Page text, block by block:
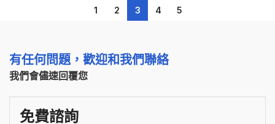
1 2 3 4 5
有任何問題，歡迎和我們聯絡
我們會儘速回覆您
免費諮詢